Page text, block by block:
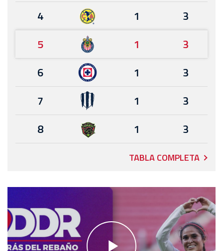
4 1
3
5
1
3
6
1
3
7
1
3
8
1 3
TABLA COMPLETA